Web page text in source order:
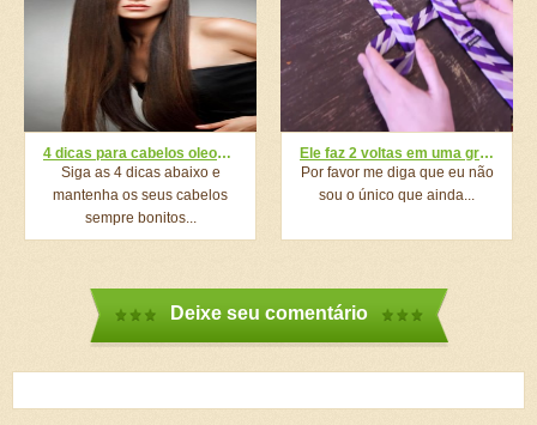
4 dicas para cabelos oleosos
Siga as 4 dicas abaixo e
mantenha os seus cabelos
sempre bonitos...
Ele faz 2 voltas em uma gravata. Segundos mais tarde? Eu não fazia ideia! INCRÍVEL!
Por favor me diga que eu não
sou o único que ainda...
Deixe seu comentário